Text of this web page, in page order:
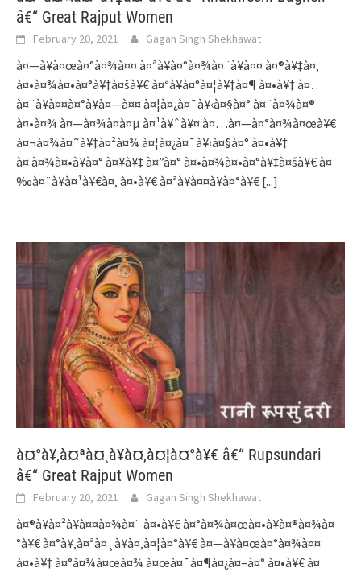
â€“ Great Rajput Women
February 20, 2021 Gagan Singh Shekhawat
à¤—à¥à¤œà¤°à¤¾à¤¤ à¤ªà¥à¤°à¤¾à¤¨à¥à¤¤ à¤®à¥‡à¤‚
à¤•à¤¾à¤•à¤°à¥‡à¤šà¥€ à¤ªà¥à¤°à¤¦à¥‡à¤¶ à¤•à¥‡ à¤…
à¤¨à¥à¤¤à¤°à¥à¤—à¤¤ à¤¦à¤¿à¤¯à¥‹à¤§à¤° à¤¨à¤¾à¤®
à¤•à¤¾ à¤—à¤¾à¤à¤µ à¤¹à¥ˆà¥¤ à¤…à¤—à¤°à¤¾à¤œà¥€
à¤¬à¤¾à¤˜à¥‡à¤²à¤¾ à¤¦à¤¿à¤¯à¥‹à¤§à¤° à¤•à¥‡
à¤ à¤¾à¤•à¥à¤° à¤¥à¥‡ à¤”à¤° à¤•à¤¾à¤•à¤°à¥‡à¤šà¥€ à¤
‰à¤¨à¥à¤¹à¥€à¤‚ à¤•à¥€ à¤ªà¥à¤¤à¥à¤°à¥€ [...]
à¤°à¥‚à¤ªà¤¸à¥à¤‚à¤¦à¤°à¥€ â€“ Rupsundari
â€“ Great Rajput Women
February 20, 2021 Gagan Singh Shekhawat
à¤®à¥à¤²à¥à¤¤à¤¾à¤¨ à¤•à¥€ à¤°à¤¾à¤œà¤•à¥à¤®à¤¾à¤
°à¥€ à¤°à¥‚à¤ªà¤¸à¥à¤‚à¤¦à¤°à¥€ à¤—à¥à¤œà¤°à¤¾à¤¤
à¤•à¥‡ à¤°à¤¾à¤œà¤¾ à¤œà¤¯à¤¶à¤¿à¤–à¤° à¤•à¥€ à¤